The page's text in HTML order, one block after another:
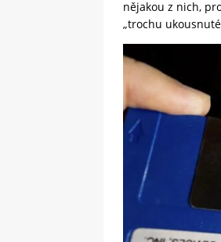
nějakou z nich,
„trochu